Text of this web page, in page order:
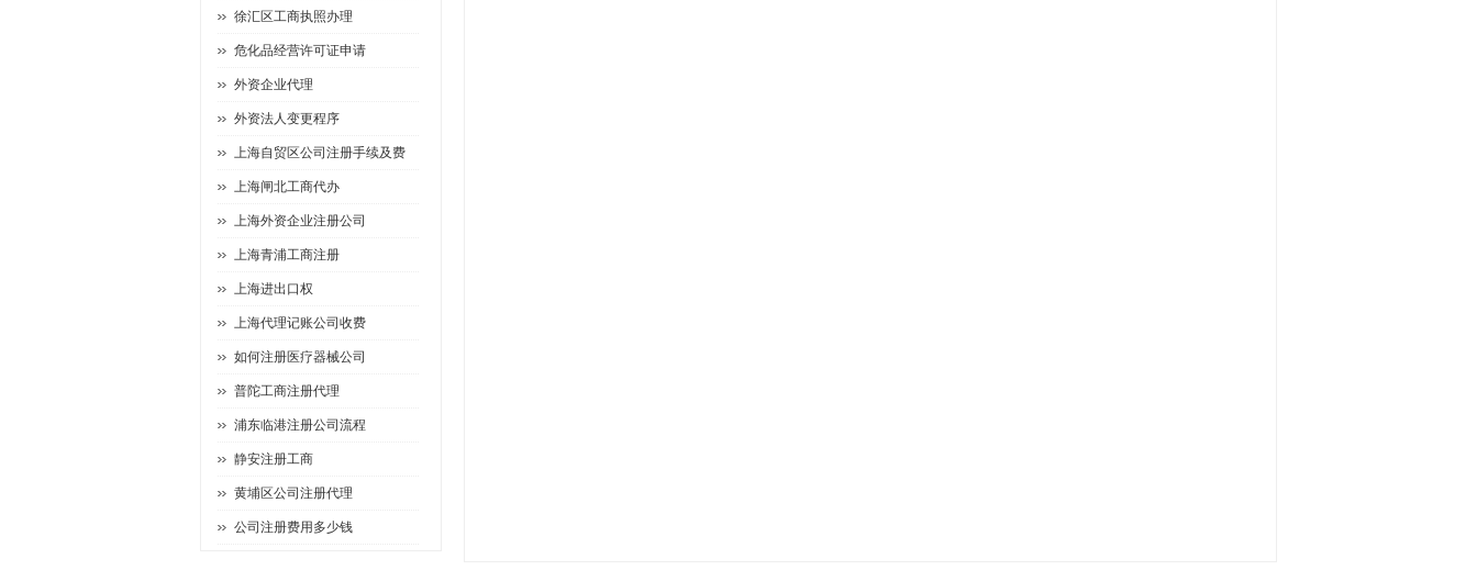
徐汇区工商执照办理
危化品经营许可证申请
外资企业代理
外资法人变更程序
上海自贸区公司注册手续及费
上海闸北工商代办
上海外资企业注册公司
上海青浦工商注册
上海进出口权
上海代理记账公司收费
如何注册医疗器械公司
普陀工商注册代理
浦东临港注册公司流程
静安注册工商
黄埔区公司注册代理
公司注册费用多少钱